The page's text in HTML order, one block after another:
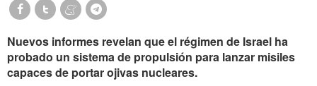
Nuevos informes revelan que el régimen de Israel ha
probado un sistema de propulsión para lanzar misiles
capaces de portar ojivas nucleares.